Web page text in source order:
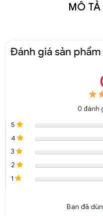
MÔ
Đánh giá sản phẩm
0 đánh
5
4
3
2
1
Bạn đã